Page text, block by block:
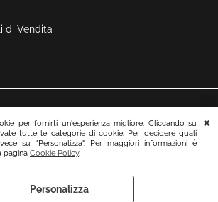
per fornirti un'esperienza migliore. Cliccando su
tutte le categorie di cookie. Per decidere quali
su "Personalizza". Per maggiori informazioni è
pagina Cookie Policy.
Personalizza
di Vendita
Preferenze cookie